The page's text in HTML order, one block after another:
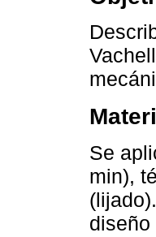
Se
min),